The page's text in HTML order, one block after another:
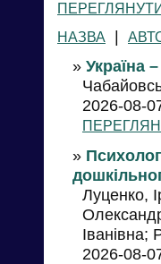
НАЗВА
|
» Україна
2026-08-
»
Луценко,
Іванівна;
2026-08-